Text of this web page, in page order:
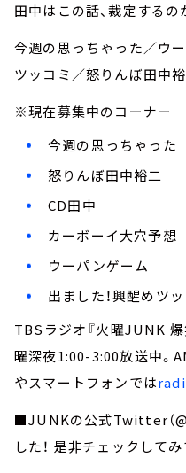
田中はこの話、裁定するのか
今週の思っちゃった／ウ
ツッコミ／怒りんぼ田中
※現在募集中のコーナー
今週の思っちゃった
怒りんぼ田中裕二
CD田中
カーボーイ大穴予想
ウーパンゲーム
出ました！興醒めツッ
TBSラジオ『火曜JUNK
曜深夜1:00-3:00放送中。
やスマートフォンでは
■JUNKの公式Twitter（
した！ 是非チェックしてみ